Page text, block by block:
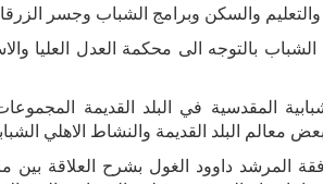
والسكن وبرامج الشباب وجسر
بالتوجه الى محكمة العدل العليا
المقدسية في البلد القديمة
البلد القديمة والنشاط الاهلي
المرشد داوود الغول بشرح العلاقة بين